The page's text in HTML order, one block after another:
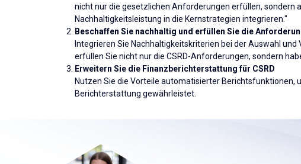
nicht nur die gesetzlichen Anforderungen erfüllen, sondern
Nachhaltigkeitsleistung in die Kernstrategien integrieren."
Beschaffen Sie nachhaltig und erfüllen Sie die
Integrieren Sie Nachhaltigkeitskriterien bei der Auswahl
erfüllen Sie nicht nur die CSRD-Anforderungen, sondern
Erweitern Sie die Finanzberichterstattung für CSRD
Nutzen Sie die Vorteile automatisierter Berichtsfunktionen,
Berichterstattung gewährleistet.